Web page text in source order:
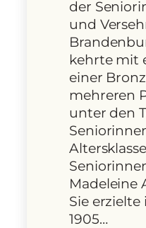
der
und
kehrte mit
einer
mehreren
unter den
Madeleine
Sie erzielte
1905…